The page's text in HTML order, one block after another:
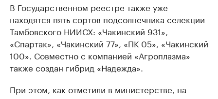
В Государственном реестре также уже
находятся пять сортов подсолнечника селекции
Тамбовского НИИСХ: «Чакинский 931»,
«Спартак», «Чакинский 77», «ПК 05», «Чакинский
100». Совместно с компанией «Агроплазма»
также создан гибрид «Надежда».
При этом, как отметили в министерстве, на